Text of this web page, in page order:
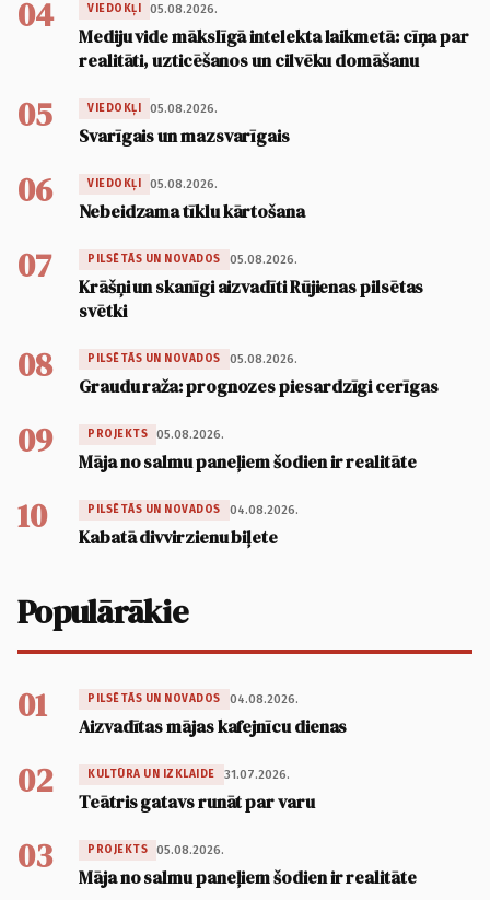
04 VIEDOKĻI 05.08.2026.
Mediju vide mākslīgā intelekta laikmetā: cīņa par
realitāti, uzticēšanos un cilvēku domāšanu
05 VIEDOKĻI 05.08.2026.
Svarīgais un mazsvarīgais
06 VIEDOKĻI 05.08.2026.
Nebeidzama tīklu kārtošana
07 PILSĒTĀS UN NOVADOS 05.08.2026.
Krāšņi un skanīgi aizvadīti Rūjienas pilsētas
svētki
08 PILSĒTĀS UN NOVADOS 05.08.2026.
Graudu raža: prognozes piesardzīgi cerīgas
09 PROJEKTS 05.08.2026.
Māja no salmu paneļiem šodien ir realitāte
10 PILSĒTĀS UN NOVADOS 04.08.2026.
Kabatā divvirzienu biļete
Populārākie
01 PILSĒTĀS UN NOVADOS 04.08.2026.
Aizvadītas mājas kafejnīcu dienas
02 KULTŪRA UN IZKLAIDE 31.07.2026.
Teātris gatavs runāt par varu
03 PROJEKTS 05.08.2026.
Māja no salmu paneļiem šodien ir realitāte